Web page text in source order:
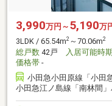
3,990万円～ 5,190万
3LDK / 65.54m2 ～70.06m2
総戸数 42戸 入居可能時期
価格帯 -
小田急小田原線「小田
小田急江ノ島線「南林間